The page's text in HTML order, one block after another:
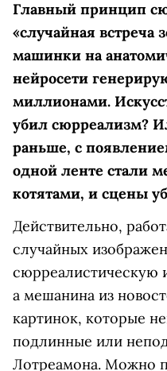
Главный принцип
«случайная встреча
машинки на
нейросети
миллионами.
убил сюрреализм?
раньше, с
одной ленте стали
котятами, и сцены
Действительно,
случайных
сюрреалистическую
а мешанина из
картинок, которые
подлинные или
Лотреамона. Можно